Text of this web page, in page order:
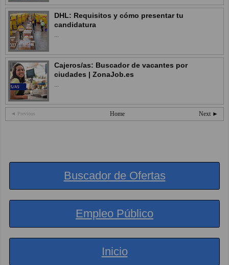
DHL: Requisitos y cómo presentar tu
candidatura
...
Cajeros/as: Buscador de vacantes por
ciudades | ZonaJob.es
...
◄ Previous Next ►
Home
Buscador de Ofertas
Empleo Público
Inicio